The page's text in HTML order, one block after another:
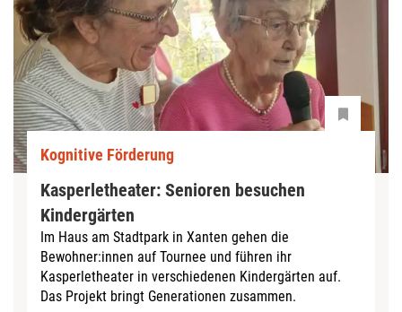
Kognitive Förderung
Kasperletheater: Senioren besuchen
Kindergärten
Im Haus am Stadtpark in Xanten gehen die
Bewohner:innen auf Tournee und führen ihr
Kasperletheater in verschiedenen Kindergärten auf.
Das Projekt bringt Generationen zusammen.